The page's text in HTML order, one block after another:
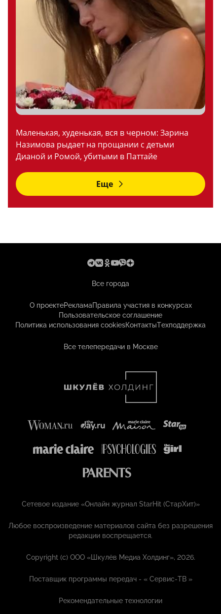
Маленькая, худенькая, вся в черном: Зарина
Назимова рыдает на прощании с детьми
Дианой и Ромой, убитыми в Паттайе
Еще
Все города
О проектеРекламаПравила участия в конкурсах
Пользовательское соглашение
Политика использования cookiesКонтактыТехподдержка
Все телепередачи в Москве
Сетевое издание «Онлайн журнал StarHit (СтарХит)»
Любое воспроизведение материалов сайта без разрешения
редакции воспрещается.
Copyright (с) ООО «Шкулёв Медиа Холдинг», 2026.
Поставщик программы передач - «Сервис-ТВ »
Рекомендательные технологии